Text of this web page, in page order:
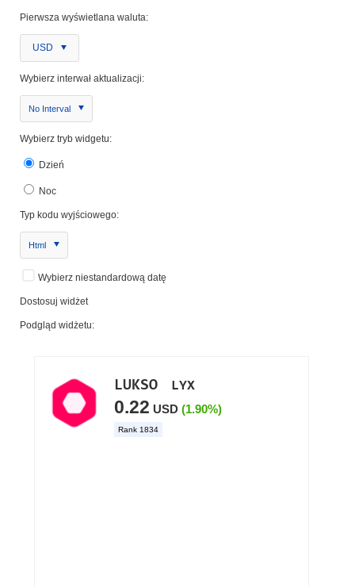
Pierwsza wyświetlana waluta:
USD
Wybierz interwał aktualizacji:
No Interval
Wybierz tryb widgetu:
Dzień
Noc
Typ kodu wyjściowego:
Html
Wybierz niestandardową datę
Dostosuj widżet
Podgląd widżetu: